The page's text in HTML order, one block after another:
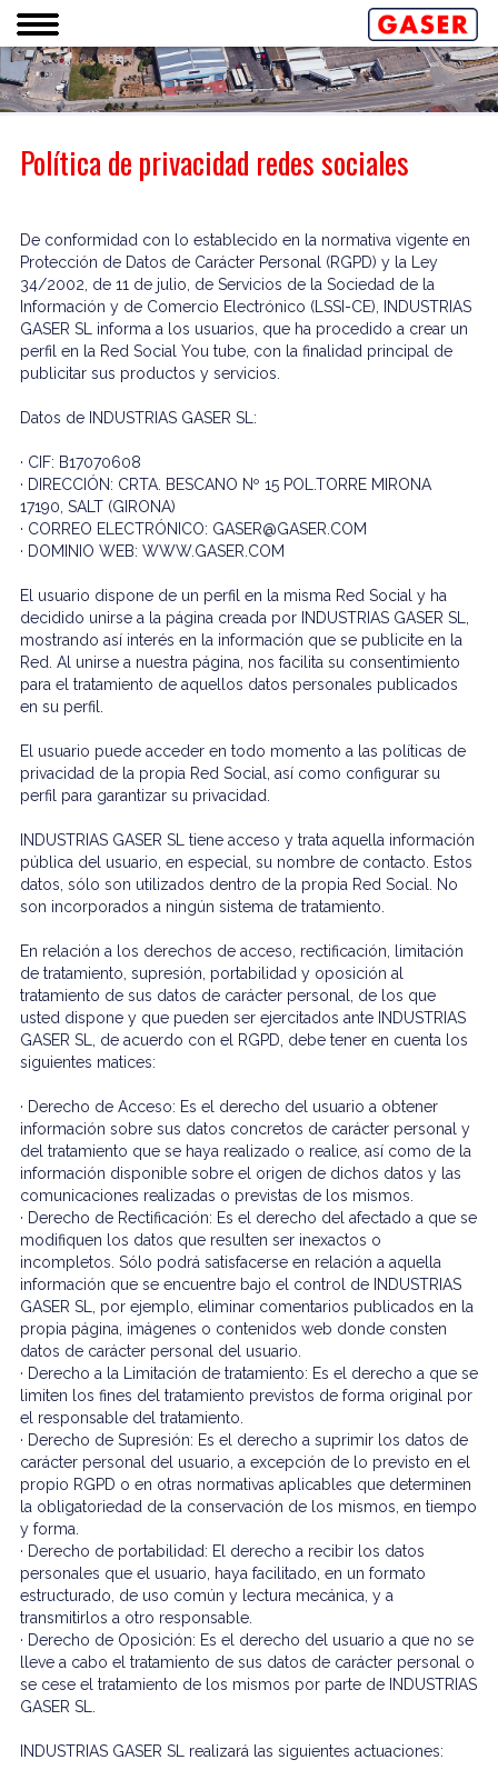
Política de privacidad redes sociales
De conformidad con lo establecido en la normativa vigente en
Protección de Datos de Carácter Personal (RGPD) y la Ley
34/2002, de 11 de julio, de Servicios de la Sociedad de la
Información y de Comercio Electrónico (LSSI-CE), INDUSTRIAS
GASER SL informa a los usuarios, que ha procedido a crear un
perfil en la Red Social You tube, con la finalidad principal de
publicitar sus productos y servicios.
Datos de INDUSTRIAS GASER SL:
· CIF: B17070608
· DIRECCIÓN: CRTA. BESCANO Nº 15 POL.TORRE MIRONA
17190, SALT (GIRONA)
· CORREO ELECTRÓNICO: GASER@GASER.COM
· DOMINIO WEB: WWW.GASER.COM
El usuario dispone de un perfil en la misma Red Social y ha
decidido unirse a la página creada por INDUSTRIAS GASER SL,
mostrando así interés en la información que se publicite en la
Red. Al unirse a nuestra página, nos facilita su consentimiento
para el tratamiento de aquellos datos personales publicados
en su perfil.
El usuario puede acceder en todo momento a las políticas de
privacidad de la propia Red Social, así como configurar su
perfil para garantizar su privacidad.
INDUSTRIAS GASER SL tiene acceso y trata aquella información
pública del usuario, en especial, su nombre de contacto. Estos
datos, sólo son utilizados dentro de la propia Red Social. No
son incorporados a ningún sistema de tratamiento.
En relación a los derechos de acceso, rectificación, limitación
de tratamiento, supresión, portabilidad y oposición al
tratamiento de sus datos de carácter personal, de los que
usted dispone y que pueden ser ejercitados ante INDUSTRIAS
GASER SL, de acuerdo con el RGPD, debe tener en cuenta los
siguientes matices:
· Derecho de Acceso: Es el derecho del usuario a obtener
información sobre sus datos concretos de carácter personal y
del tratamiento que se haya realizado o realice, así como de la
información disponible sobre el origen de dichos datos y las
comunicaciones realizadas o previstas de los mismos.
· Derecho de Rectificación: Es el derecho del afectado a que se
modifiquen los datos que resulten ser inexactos o
incompletos. Sólo podrá satisfacerse en relación a aquella
información que se encuentre bajo el control de INDUSTRIAS
GASER SL, por ejemplo, eliminar comentarios publicados en la
propia página, imágenes o contenidos web donde consten
datos de carácter personal del usuario.
· Derecho a la Limitación de tratamiento: Es el derecho a que se
limiten los fines del tratamiento previstos de forma original por
el responsable del tratamiento.
· Derecho de Supresión: Es el derecho a suprimir los datos de
carácter personal del usuario, a excepción de lo previsto en el
propio RGPD o en otras normativas aplicables que determinen
la obligatoriedad de la conservación de los mismos, en tiempo
y forma.
· Derecho de portabilidad: El derecho a recibir los datos
personales que el usuario, haya facilitado, en un formato
estructurado, de uso común y lectura mecánica, y a
transmitirlos a otro responsable.
· Derecho de Oposición: Es el derecho del usuario a que no se
lleve a cabo el tratamiento de sus datos de carácter personal o
se cese el tratamiento de los mismos por parte de INDUSTRIAS
GASER SL.
INDUSTRIAS GASER SL realizará las siguientes actuaciones: